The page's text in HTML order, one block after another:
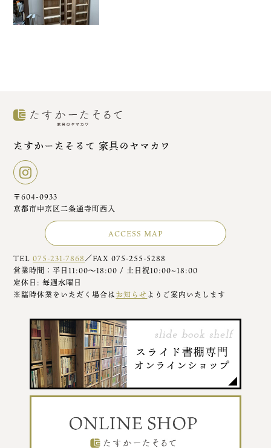
たすかーたそるて 家具のヤマカワ
〒604-0933
京都市中京区二条通寺町西入
ACCESS MAP
TEL075-231-7868／FAX 075-255-5288
営業時間：平日11:00～18:00 / 土日祝10:00~18:00
定休日: 毎週水曜日
※臨時休業をいただく場合はお知らせ よりご案内いたします